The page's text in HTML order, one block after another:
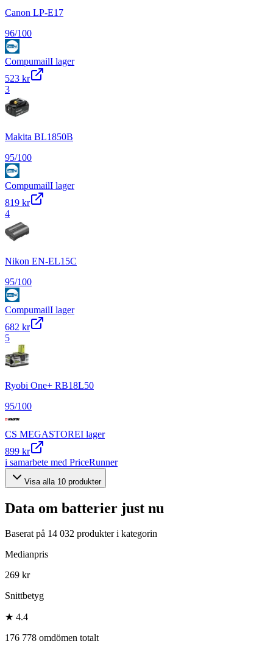
Canon LP-E17
96/100
CompumailI lager
523 kr
3
Makita BL1850B
95/100
CompumailI lager
819 kr
4
Nikon EN-EL15C
95/100
CompumailI lager
682 kr
5
Ryobi One+ RB18L50
95/100
CS MEGASTOREI lager
899 kr
i samarbete med PriceRunner
Visa alla 10 produkter
Data om batterier just nu
Baserat på 14 032 produkter i kategorin
Medianpris
269 kr
Snittbetyg
★ 4.4
176 778 omdömen totalt